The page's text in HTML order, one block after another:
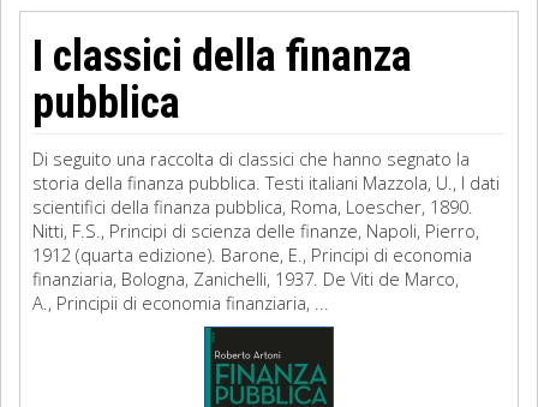
I classici della finanza
pubblica
Di seguito una raccolta di classici che hanno segnato la
storia della finanza pubblica. Testi italiani Mazzola, U., I dati
scientifici della finanza pubblica, Roma, Loescher, 1890.
Nitti, F.S., Principi di scienza delle finanze, Napoli, Pierro,
1912 (quarta edizione). Barone, E., Principi di economia
finanziaria, Bologna, Zanichelli, 1937. De Viti de Marco,
A., Principii di economia finanziaria, ...